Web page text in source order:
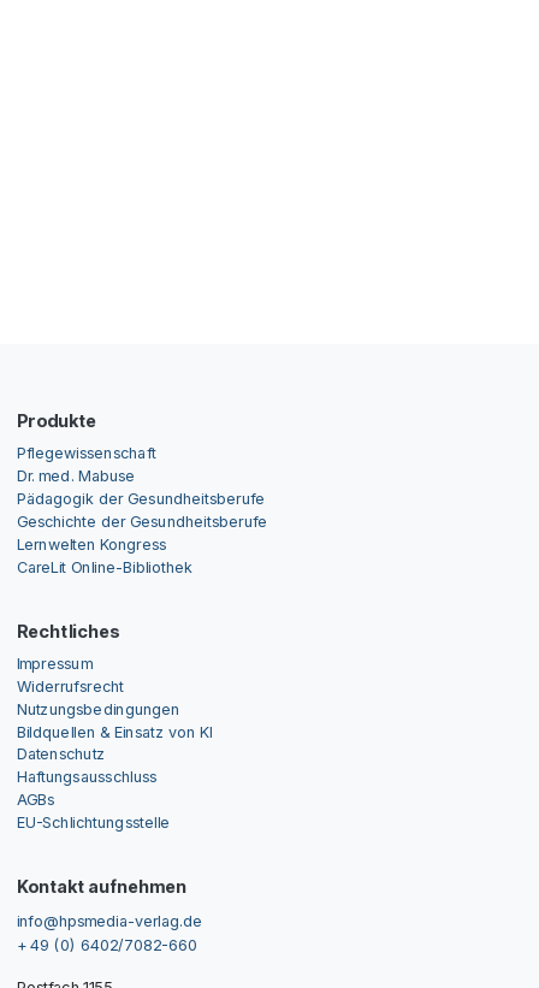
Produkte
Pflegewissenschaft
Dr. med. Mabuse
Pädagogik der Gesundheitsberufe
Geschichte der Gesundheitsberufe
Lernwelten Kongress
CareLit Online-Bibliothek
Rechtliches
Impressum
Widerrufsrecht
Nutzungsbedingungen
Bildquellen & Einsatz von KI
Datenschutz
Haftungsausschluss
AGBs
EU-Schlichtungsstelle
Kontakt aufnehmen
info@hpsmedia-verlag.de
+ 49 (0) 6402/7082-660